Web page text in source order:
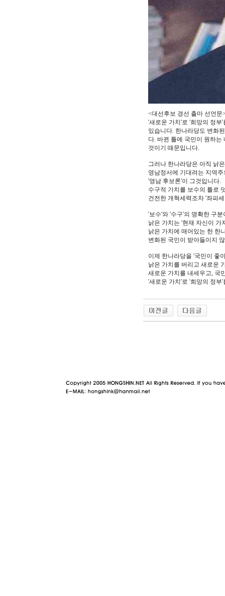
<대선후보 경선 출마 선언문
'새로운 가치'로 '희망의 정부
있습니다. 한나라당도 변화
다. 바뀐 틀에 국민이 원하
것이기 때문입니다.
그러나 한나라당은 아직 낡
영남정서에 기대려는 지역
'영남 후보론'이 그것입니다.
수구적 가치를 보수의 틀로
건전한 개혁세력조차 '좌파
'보수'와 '수구'의 명확한 구
낡은 가치는 '현재 자신이 가
낡은 가치에 매어있는 한 한
변화된 국민이 받아들이지
이제 한나라당을 '국민이 좋
낡은 가치를 버리고 새로운
새로운 가치를 내세우고, 국
'새로운 가치'로 '희망의 정부